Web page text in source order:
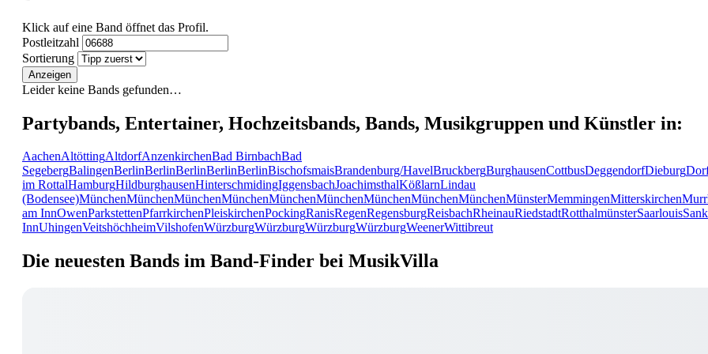
Klick auf eine Band öffnet das Profil.
Postleitzahl
Sortierung
Anzeigen
Leider keine Bands gefunden…
Partybands, Entertainer, Hochzeitsbands, Bands, Musikgruppen und Künstler in:
AachenAltöttingAltdorfAnzenkirchenBad BirnbachBad
SegebergBalingenBerlinBerlinBerlinBerlinBerlinBischofsmaisBrandenburg/HavelBruckbergBurghausenCottbusDeggendorfDieburg
im RottalHamburgHildburghausenHinterschmidingIggensbachJoachimsthalKößlarnLindau
(Bodensee)MünchenMünchenMünchenMünchenMünchenMünchenMünchenMünchenMünchenMünsterMemmingenMitterskirchen
am InnOwenParkstettenPfarrkirchenPleiskirchenPockingRanisRegenRegensburgReisbachRheinauRiedstadtRotthalmünsterSaarlouis
InnUhingenVeitshöchheimVilshofenWürzburgWürzburgWürzburgWürzburgWeenerWittibreut
Die neuesten Bands im Band-Finder bei MusikVilla